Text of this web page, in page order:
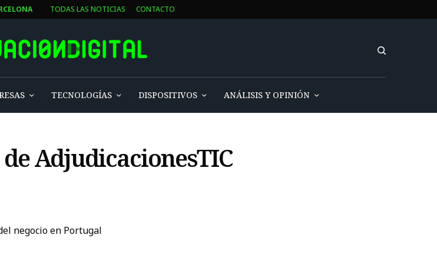
TODAS LAS NOTICIAS CONTACTO
TECNOLOGÍAS DISPOSITIVOS ANÁLISIS Y OPINIÓN
AdjudicacionesTIC
negocio en Portugal